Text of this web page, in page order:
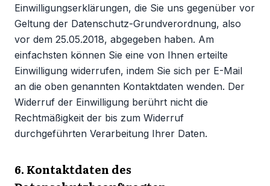
Einwilligungserklärungen, die Sie uns gegenüber vor
Geltung der Datenschutz-Grundverordnung, also
vor dem 25.05.2018, abgegeben haben. Am
einfachsten können Sie eine von Ihnen erteilte
Einwilligung widerrufen, indem Sie sich per E-Mail
an die oben genannten Kontaktdaten wenden. Der
Widerruf der Einwilligung berührt nicht die
Rechtmäßigkeit der bis zum Widerruf
durchgeführten Verarbeitung Ihrer Daten.
6. Kontaktdaten des